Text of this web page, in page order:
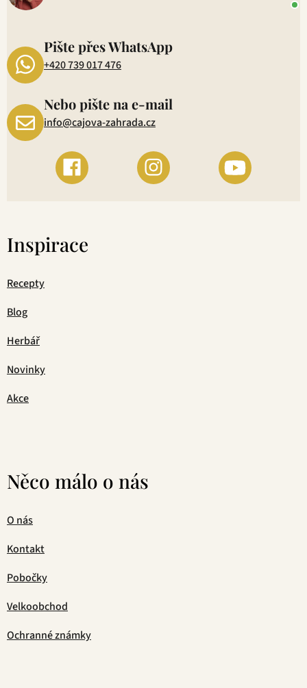
Pište přes WhatsApp
+420 739 017 476
Nebo pište na e-mail
info@cajova-zahrada.cz
Inspirace
Recepty
Blog
Herbář
Novinky
Akce
Něco málo o nás
O nás
Kontakt
Pobočky
Velkoobchod
Ochranné známky